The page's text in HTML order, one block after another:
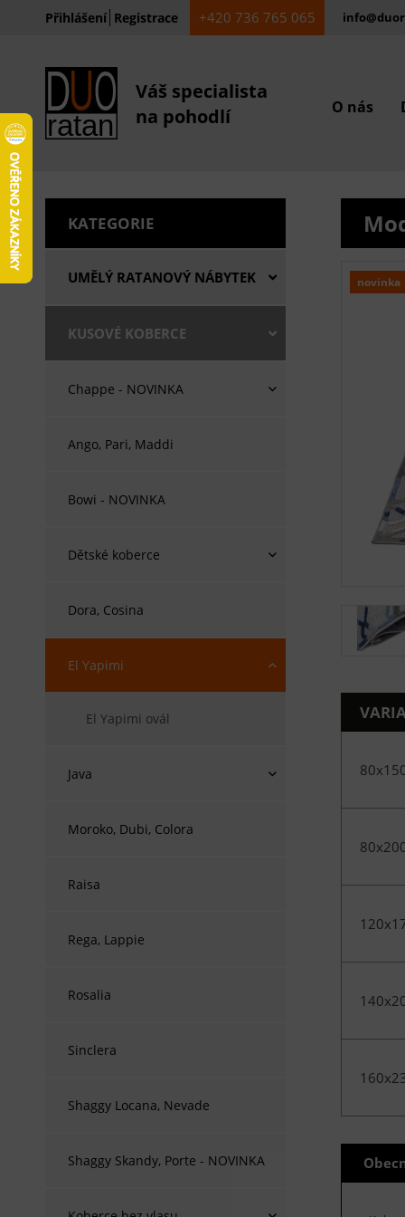
Přihlášení Registrace +420 736 765 065
Váš specialista
na pohodlí
O nás
KATEGORIE
UMĚLÝ RATANOVÝ NÁBYTEK
KUSOVÉ KOBERCE
Chappe - NOVINKA
Ango, Pari, Maddi
Bowi - NOVINKA
Dětské koberce
Dora, Cosina
El Yapimi
El Yapimi ovál
Java
Moroko, Dubi, Colora
Raisa
Rega, Lappie
Rosalia
Sinclera
Shaggy Locana, Nevade
Shaggy Skandy, Porte - NOVINKA
novinka